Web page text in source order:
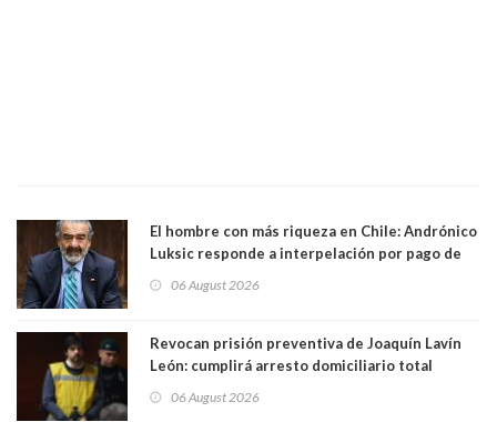
El hombre con más riqueza en Chile: Andrónico
Luksic responde a interpelación por pago de
día que me muera”
06 August 2026
Revocan prisión preventiva de Joaquín Lavín
León: cumplirá arresto domiciliario total
06 August 2026